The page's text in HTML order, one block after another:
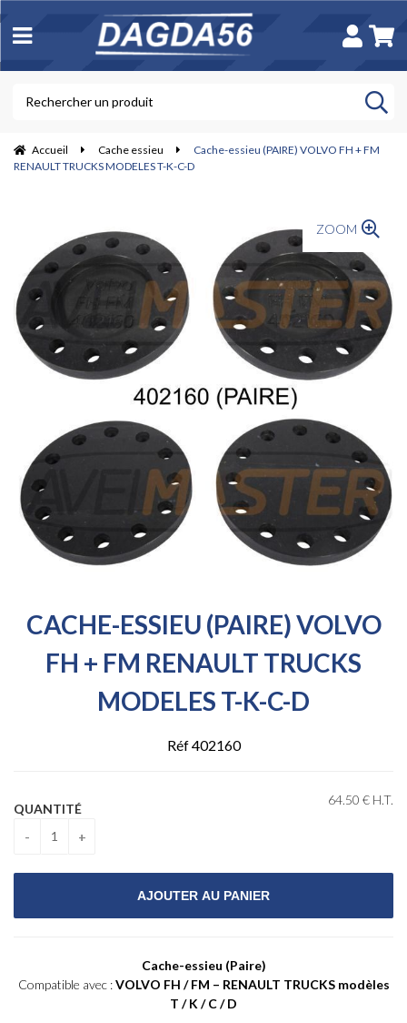
Accueil Cache essieu
Cache-essieu (PAIRE) VOLVO FH + FM
RENAULT TRUCKS MODELES T-K-C-D
ZOOM
CACHE-ESSIEU (PAIRE) VOLVO
FH + FM RENAULT TRUCKS
MODELES T-K-C-D
Réf 402160
64.50 € H.T.
QUANTITÉ
Cache-essieu (Paire)
Compatible avec :VOLVO FH / FM – RENAULT TRUCKS modèles
T / K / C / D